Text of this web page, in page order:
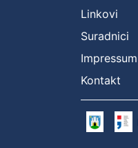
Linkovi
Suradnici
Impressum
Kontakt